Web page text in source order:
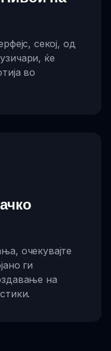
секој, од
ќе
во
очекувајте
ги
на